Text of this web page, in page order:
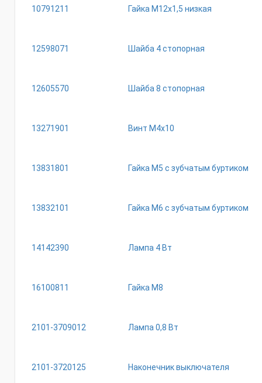
10791211 Гайка М12х1,5 низкая
12598071 Шайба 4 стопорная
12605570 Шайба 8 стопорная
13271901 Винт М4х10
13831801 Гайка М5 с зубчатым буртиком
13832101 Гайка М6 с зубчатым буртиком
14142390 Лампа 4 Вт
16100811 Гайка М8
2101-3709012 Лампа 0,8 Вт
2101-3720125 Наконечник выключателя